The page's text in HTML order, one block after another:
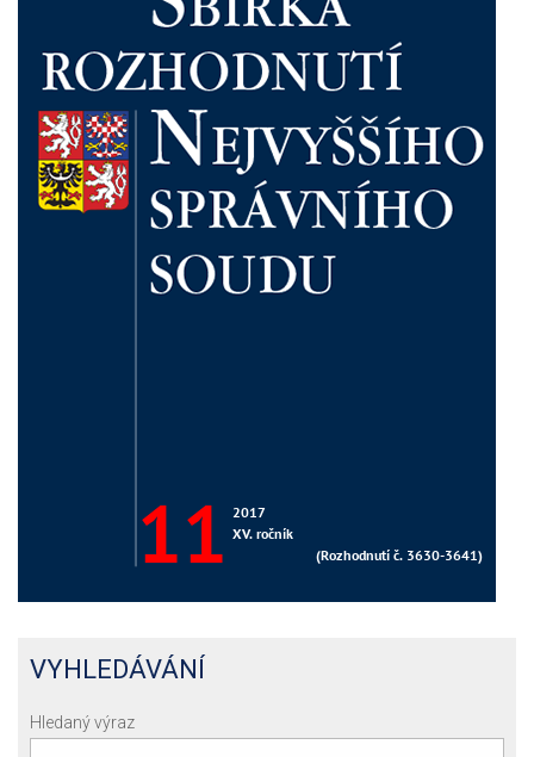
VYHLEDÁVÁNÍ
Hledaný výraz